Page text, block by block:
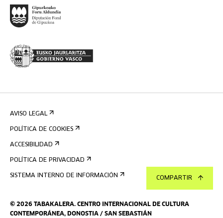
COMPARTIR
© 2026 TABAKALERA. CENTRO INTERNACIONAL DE CULTURA
CONTEMPORÁNEA, DONOSTIA / SAN SEBASTIÁN
AVISO LEGAL
POLÍTICA DE COOKIES
ACCESIBILIDAD
POLÍTICA DE PRIVACIDAD
SISTEMA INTERNO DE INFORMACIÓN